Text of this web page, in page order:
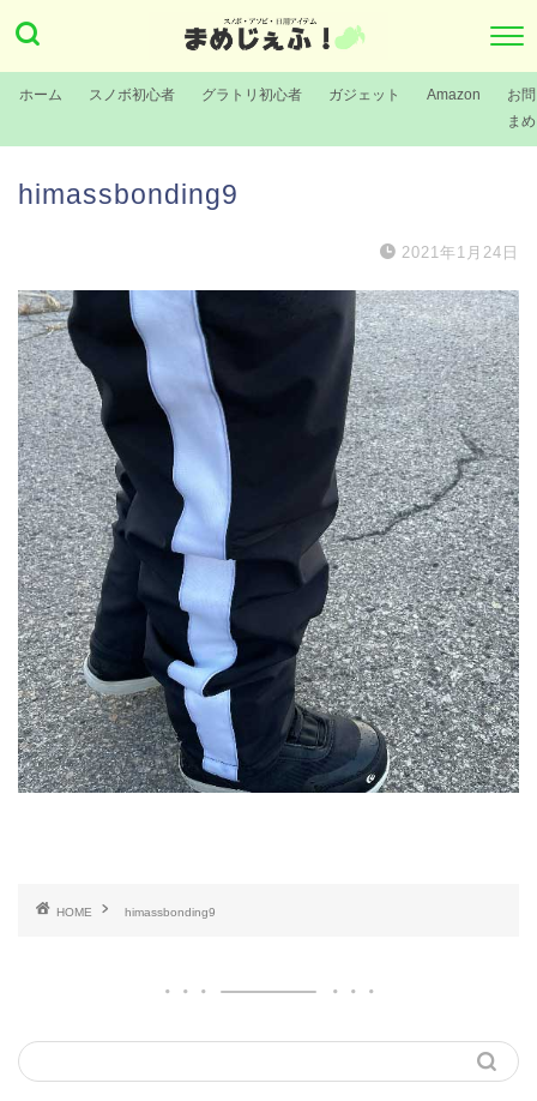
ホーム スノボ初心者 グラトリ初心者 ガジェット Amazon
お
ま
himassbonding9
2021年1月24日
HOME himassbonding9